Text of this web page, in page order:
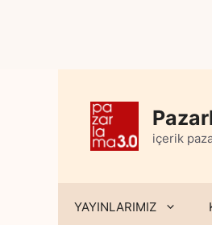
içerik
YAYINLARIMIZ